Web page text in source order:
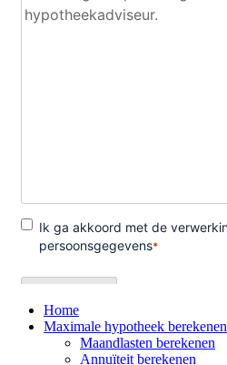
Home
Maximale hypotheek berekenen
Maandlasten berekenen
Annuïteit berekenen